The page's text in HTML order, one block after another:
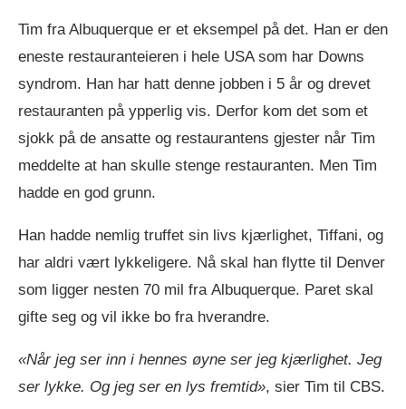
Tim fra Albuquerque er et eksempel på det. Han er den
eneste restauranteieren i hele USA som har Downs
syndrom. Han har hatt denne jobben i 5 år og drevet
restauranten på ypperlig vis. Derfor kom det som et
sjokk på de ansatte og restaurantens gjester når Tim
meddelte at han skulle stenge restauranten. Men Tim
hadde en god grunn.
Han hadde nemlig truffet sin livs kjærlighet, Tiffani, og
har aldri vært lykkeligere. Nå skal han flytte til Denver
som ligger nesten 70 mil fra Albuquerque. Paret skal
gifte seg og vil ikke bo fra hverandre.
«Når jeg ser inn i hennes øyne ser jeg kjærlighet. Jeg
ser lykke. Og jeg ser en lys fremtid», sier Tim til CBS.